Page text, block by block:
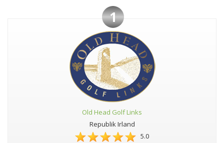
1
Old Head Golf Links
Republik Irland
5.0